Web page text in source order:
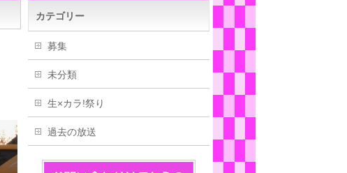
カテゴリー
募集
未分類
生×カラ!祭り
過去の放送